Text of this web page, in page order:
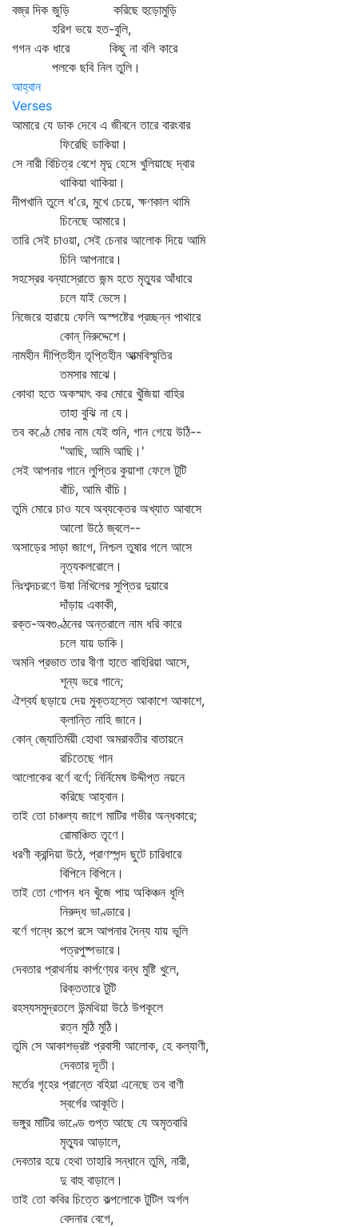
বজ্র দিক জুড়ি করিছে হুড়োমুড়ি
হরিশ ভয়ে হত-বুলি,
গগন এক ধারে কিছু না বলি কারে
পলকে ছবি নিল তুলি।
আহ্বান
Verses
আমারে যে ডাক দেবে এ জীবনে তারে বারংবার
ফিরেছি ডাকিয়া।
সে নারী বিচিত্র বেশে মৃদু হেসে খুলিয়াছে দ্বার
থাকিয়া থাকিয়া।
দীপখানি তুলে ধ'রে, মুখে চেয়ে, ক্ষণকাল থামি
চিনেছে আমারে।
তারি সেই চাওয়া, সেই চেনার আলোক দিয়ে আমি
চিনি আপনারে।
সহস্রের বন্যাস্রোতে জন্ম হতে মৃত্যুর আঁধারে
চলে যাই ভেসে।
নিজেরে হারায়ে ফেলি অস্পষ্টের প্রচ্ছন্ন পাথারে
কোন্‌ নিরুদ্দেশে।
নামহীন দীপ্তিহীন তৃপ্তিহীন আত্মবিস্মৃতির
তমসার মাঝে।
কোথা হতে অকস্মাৎ কর মোরে খুঁজিয়া বাহির
তাহা বুঝি না যে।
তব কণ্ঠে মোর নাম যেই শুনি, গান গেয়ে উঠি--
"আছি, আমি আছি।'
সেই আপনার গানে লুপ্তির কুয়াশা ফেলে টুটি
বাঁচি, আমি বাঁচি।
তুমি মোরে চাও যবে অব্যক্তের অখ্যাত আবাসে
আলো উঠে জ্বলে--
অসাড়ের সাড়া জাগে, নিশ্চল তুষার গলে আসে
নৃত্যকলরোলে।
নিঃশব্দচরণে উষা নিখিলের সুপ্তির দুয়ারে
দাঁড়ায় একাকী,
রক্ত-অবগুণ্ঠনের অন্তরালে নাম ধরি কারে
চলে যায় ডাকি।
অমনি প্রভাত তার বীণা হাতে বাহিরিয়া আসে,
শূন্য ভরে গানে;
ঐশ্বর্য ছড়ায়ে দেয় মুক্তহস্তে আকাশে আকাশে,
ক্লান্তি নাহি জানে।
কোন্‌ জ্যোতির্ময়ী হোথা অমরাবতীর বাতায়নে
রচিতেছে গান
আলোকের বর্ণে বর্ণে; নির্নিমেষ উদ্দীপ্ত নয়নে
করিছে আহ্বান।
তাই তো চাঞ্চল্য জাগে মাটির গভীর অন্ধকারে;
রোমাঞ্চিত তৃণে।
ধরণী ক্রন্দিয়া উঠে, প্রাণস্পন্দ ছুটে চারিধারে
বিপিনে বিপিনে।
তাই তো গোপন ধন খুঁজে পায় অকিঞ্চন ধূলি
নিরুদ্ধ ভাণ্ডারে।
বর্ণে গন্ধে রূপে রসে আপনার দৈন্য যায় ভুলি
পত্রপুষ্পভারে।
দেবতার প্রাথর্নায় কার্পণ্যের বন্ধ মুষ্টি খুলে,
রিক্ততারে টুটি
রহস্যসমুদ্রতলে উন্মথিয়া উঠে উপকূলে
রত্ন মুঠি মুঠি।
তুমি সে আকাশভ্রষ্ট প্রবাসী আলোক, হে কল্যাণী,
দেবতার দূতী।
মর্তের গৃহের প্রান্তে বহিয়া এনেছে তব বাণী
স্বর্গের আকূতি।
ভঙ্গুর মাটির ভাণ্ডে গুপ্ত আছে যে অমৃতবারি
মৃত্যুর আড়ালে,
দেবতার হয়ে হেথা তাহারি সন্ধানে তুমি, নারী,
দু বাহু বাড়ালে।
তাই তো কবির চিত্তে কল্পলোকে টুটিল অর্গল
বেদনার বেগে,